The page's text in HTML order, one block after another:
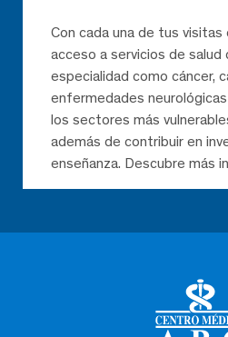
Con cada una de tus
acceso a servicios de salud
especialidad como cáncer,
enfermedades
los sectores más
además de contribuir en
enseñanza. Descubre más